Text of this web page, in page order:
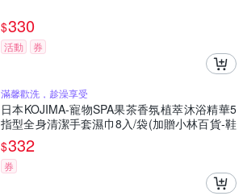
$330
活動 券
滿馨歡洗，趁澡享受
日本KOJIMA-寵物SPA果茶香氛植萃沐浴精華5
指型全身清潔手套濕巾8入/袋(加贈小林百貨-鞋
靴清潔濕紙巾12入/包)
$332
券